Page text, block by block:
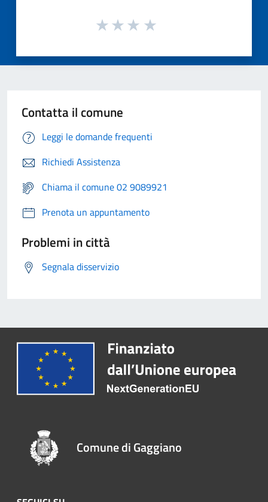
Contatta il comune
Leggi le domande frequenti
Richiedi Assistenza
Chiama il comune 02 9089921
Prenota un appuntamento
Problemi in città
Segnala disservizio
Comune di Gaggiano